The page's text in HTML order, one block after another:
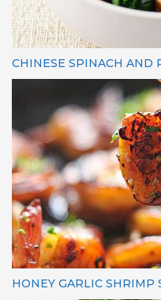
CHINESE SPINACH AND
HONEY GARLIC SHRIMP